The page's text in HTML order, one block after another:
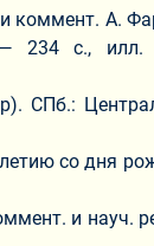
коммент. А.
234 с., илл.
СПб.:
со дня
и науч.